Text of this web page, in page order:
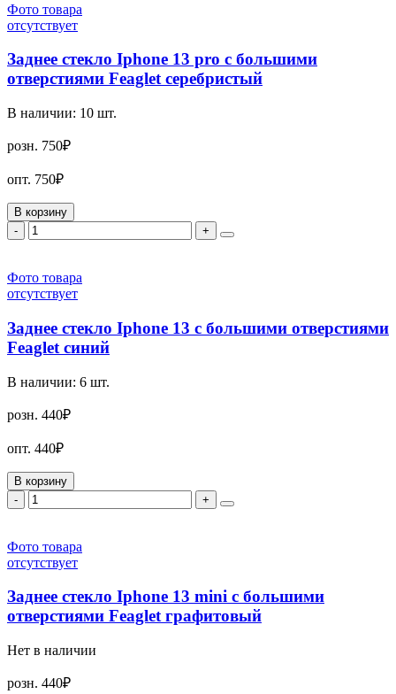
Фото товара
отсутствует
Заднее стекло Iphone 13 pro с большими
отверстиями Feaglet серебристый
В наличии: 10 шт.
розн. 750₽
опт. 750₽
В корзину
-
+
Фото товара
отсутствует
Заднее стекло Iphone 13 с большими отверстиями
Feaglet синий
В наличии: 6 шт.
розн. 440₽
опт. 440₽
В корзину
-
+
Фото товара
отсутствует
Заднее стекло Iphone 13 mini с большими
отверстиями Feaglet графитовый
Нет в наличии
розн. 440₽